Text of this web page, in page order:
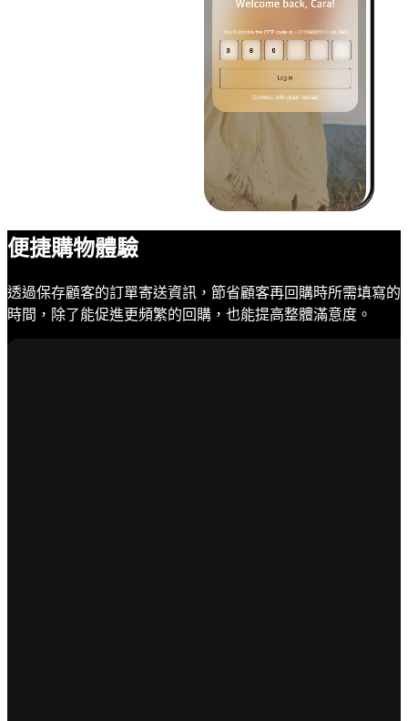
便捷購物體驗
透過保存顧客的訂單寄送資訊，節省顧客再回購時所需填寫的
時間，除了能促進更頻繁的回購，也能提高整體滿意度。